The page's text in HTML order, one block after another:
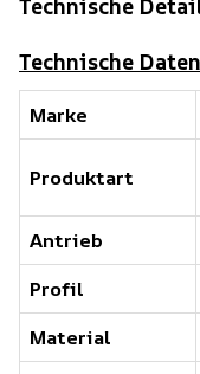
Technische Daten
Marke
Produktart
Antrieb
Profil
Material